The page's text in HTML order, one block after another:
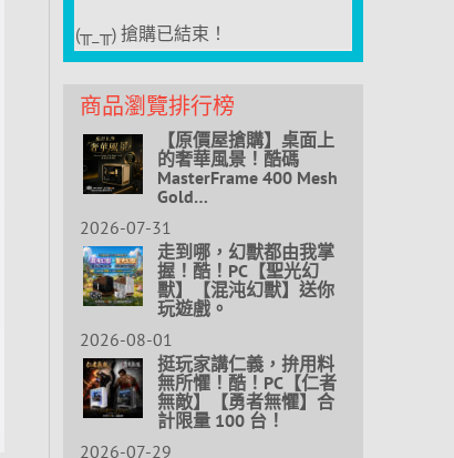
(╥_╥) 搶購已結束！
商品瀏覽排行榜
【原價屋搶購】桌面上
的奢華風景！酷碼
MasterFrame 400 Mesh
Gold…
2026-07-31
走到哪，幻獸都由我掌
握！酷！PC【聖光幻
獸】【混沌幻獸】送你
玩遊戲。
2026-08-01
挺玩家講仁義，拚用料
無所懼！酷！PC【仁者
無敵】【勇者無懼】合
計限量 100 台！
2026-07-29